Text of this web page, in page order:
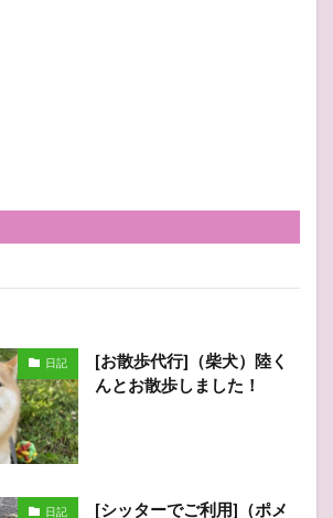
日記
[お散歩代行]（柴犬）陸く
んとお散歩しました！
日記
[シッターでご利用]（ポメ